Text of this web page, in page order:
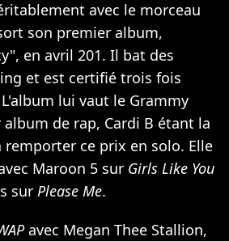
avec le morceau
son premier album,
en avril 201. Il bat des
et est certifié trois fois
lui vaut le Grammy
de rap, Cardi B étant la
ce prix en solo. Elle
Maroon 5 sur Girls Like You
sur Please Me.
avec Megan Thee Stallion,